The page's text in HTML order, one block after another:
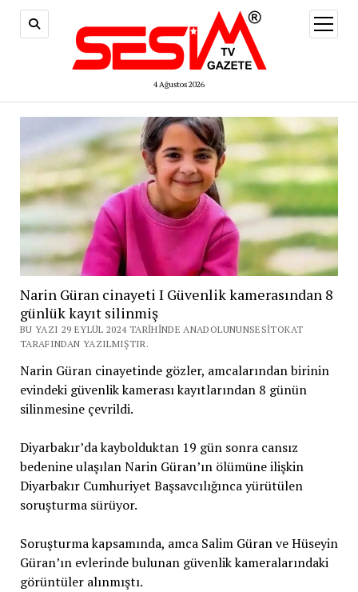
4 Ağustos 2026
aç
Narin Güran cinayeti I Güvenlik kamerasından 8
günlük kayıt silinmiş
BU YAZI 29 EYLÜL 2024 TARIHINDE ANADOLUNUNSESITOKAT
TARAFINDAN YAZILMIŞTIR.
Narin Güran cinayetinde gözler, amcalarından birinin
evindeki güvenlik kamerası kayıtlarından 8 günün
silinmesine çevrildi.
Diyarbakır’da kaybolduktan 19 gün sonra cansız
bedenine ulaşılan Narin Güran’ın ölümüne ilişkin
Diyarbakır Cumhuriyet Başsavcılığınca yürütülen
soruşturma sürüyor.
Soruşturma kapsamında, amca Salim Güran ve Hüseyin
Güran’ın evlerinde bulunan güvenlik kameralarındaki
görüntüler alınmıştı.